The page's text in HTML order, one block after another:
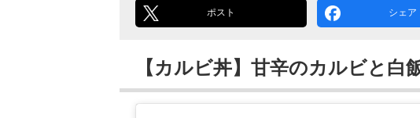
ポスト シェア
【カルビ丼】甘辛のカルビと白